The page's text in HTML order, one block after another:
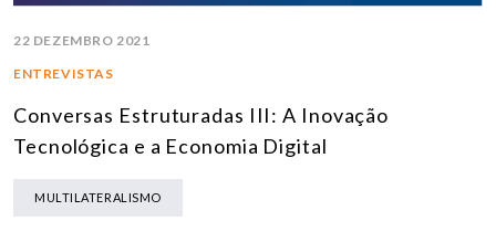
22 DEZEMBRO 2021
ENTREVISTAS
Conversas Estruturadas III: A Inovação
Tecnológica e a Economia Digital
MULTILATERALISMO